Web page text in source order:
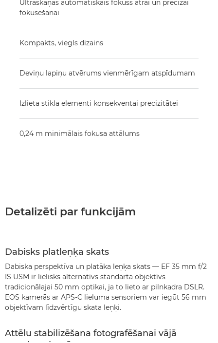
Ultraskaņas automātiskais fokuss ātrai un precīzai
fokusēšanai
Kompakts, viegls dizains
Deviņu lapiņu atvērums vienmērīgam atspīdumam
Izlieta stikla elementi konsekventai precizitātei
0,24 m minimālais fokusa attālums
Detalizēti par funkcijām
Dabisks platleņķa skats
Dabiska perspektīva un platāka leņķa skats — EF 35 mm f/2
IS USM ir lielisks alternatīvs standarta objektīvs
tradicionālajai 50 mm optikai, ja to lieto ar pilnkadra DSLR.
EOS kamerās ar APS-C lieluma sensoriem var iegūt 56 mm
objektīvam līdzvērtīgu skata leņķi.
Attēlu stabilizēšana fotografēšanai vājā